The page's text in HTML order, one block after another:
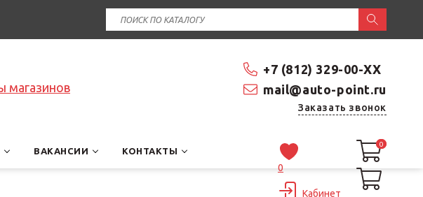
+7 (812) 329-00-XX
mail@auto-point.ru
Заказать звонок
магазинов
ВАКАНСИИ КОНТАКТЫ
0
Кабинет
0
0